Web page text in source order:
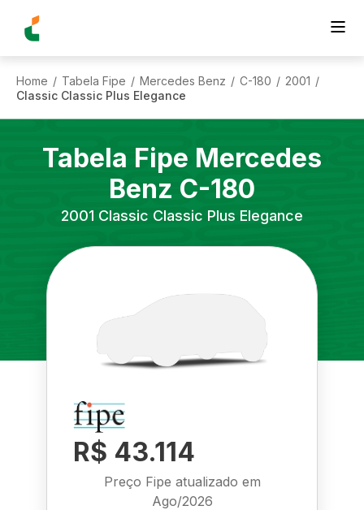
Home / Tabela Fipe / Mercedes Benz / C-180 / 2001 /
Classic Classic Plus Elegance
Tabela Fipe Mercedes
Benz C-180
2001 Classic Classic Plus Elegance
R$ 43.114
Preço Fipe atualizado em
Ago/2026